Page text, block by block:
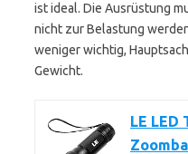
ist ideal. Die Ausrüstung
nicht zur Belastung
weniger wichtig,
Gewicht.
LE LED